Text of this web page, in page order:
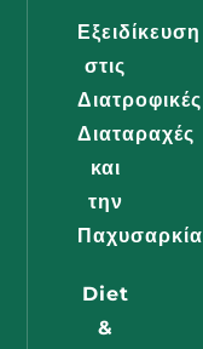
Εξειδίκευση
στις
Διατροφικές
Διαταραχές
και
την
Παχυσαρκία
Diet
&